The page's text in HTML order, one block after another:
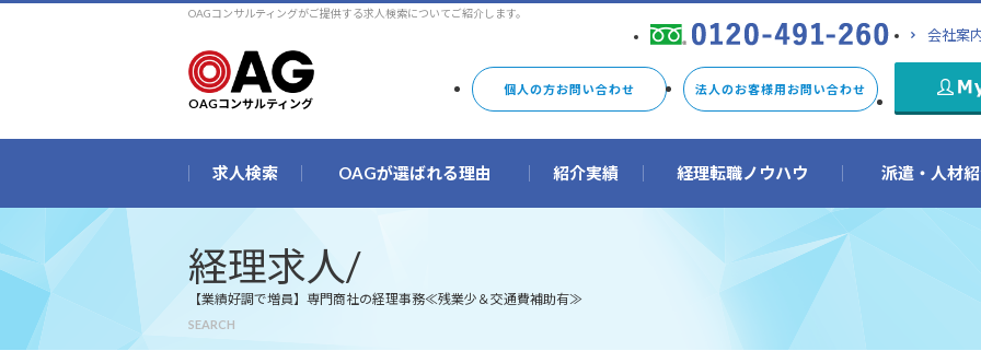
OAGコンサルティングがご提供する求人検索についてご紹介します。
OAGコンサルティング
会社案
個人の方お問い合わせ 法人のお客様用お問い合わせ
求人検索 OAGが選ばれる理由 紹介実績 経理転職ノウハウ 派遣・人材
経理求人/
【業績好調で増員】専門商社の経理事務≪残業少＆交通費補助有≫
SEARCH